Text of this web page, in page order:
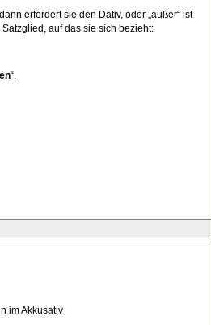
erfordert sie den Dativ, oder „außer“ ist
auf das sie sich bezieht:
en“.
im Akkusativ